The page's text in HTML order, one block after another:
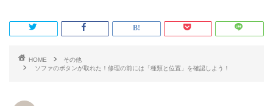
HOME
その他
ソファのボタンが取れた！修理の前には「種類と位置」を確認しよう！